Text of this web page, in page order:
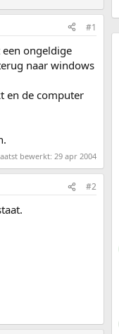
#1
ongeldige
naar windows
en de computer
bewerkt: 29 apr 2004
#2